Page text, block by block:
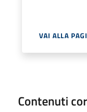
VAI ALLA
Contenuti